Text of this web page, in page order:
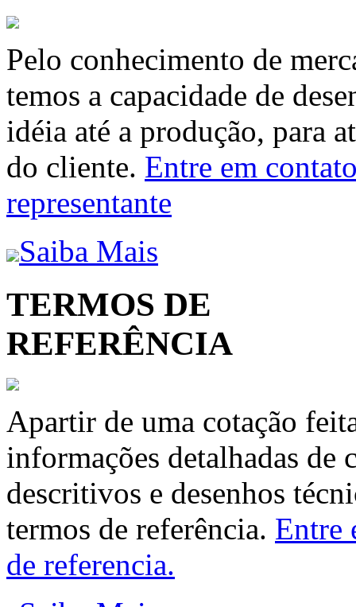
Pelo conhecimento de
temos a capacidade de
idéia até a produção, para
do cliente. Entre em
representante
Saiba Mais
TERMOS DE
REFERÊNCIA
Apartir de uma cotação
informações detalhadas de
descritivos e desenhos
termos de referência. Entre
de referencia.